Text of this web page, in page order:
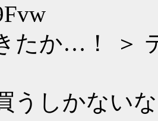
たか…！ ＞
うしかない